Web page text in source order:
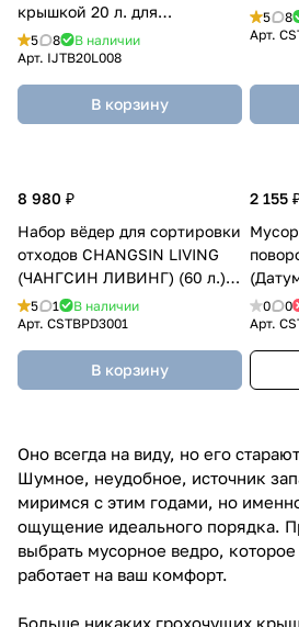
крышкой 20 л. для
раздельного мусора
5 8
В наличии
Арт. IJTB20L008
В корзину
5 8
Арт.
8 980 ₽
Набор вёдер для сортировки
отходов CHANGSIN LIVING
(ЧАНГСИН ЛИВИНГ) (60 л.),
3 шт.
5 1
В наличии
Арт. CSTBPD3001
В корзину
2 155
0 0
Арт.
Оно всегда на виду, но его
Шумное, неудобное, источник
миримся с этим годами, но
ощущение идеального порядка.
выбрать мусорное ведро,
работает на ваш комфорт.
Больше никаких грохочущих